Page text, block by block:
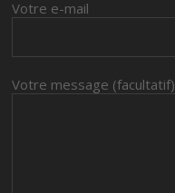
Votre e-mail
Votre message (facultatif)